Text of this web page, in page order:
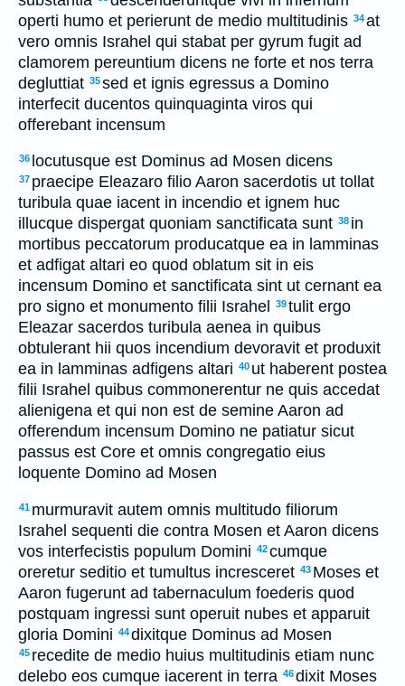
operti humo et perierunt de medio multitudinis 34at
vero omnis Israhel qui stabat per gyrum fugit ad
clamorem pereuntium dicens ne forte et nos terra
degluttiat 35sed et ignis egressus a Domino
interfecit ducentos quinquaginta viros qui
offerebant incensum
36 locutusque est Dominus ad Mosen dicens
37 praecipe Eleazaro filio Aaron sacerdotis ut tollat
turibula quae iacent in incendio et ignem huc
illucque dispergat quoniam sanctificata sunt 38 in
mortibus peccatorum producatque ea in lamminas
et adfigat altari eo quod oblatum sit in eis
incensum Domino et sanctificata sint ut cernant ea
pro signo et monumento filii Israhel
39tulit ergo
Eleazar sacerdos turibula aenea in quibus
obtulerant hii quos incendium devoravit et produxit
ea in lamminas adfigens altari 40 ut haberent postea
filii Israhel quibus commonerentur ne quis accedat
alienigena et qui non est de semine Aaron ad
offerendum incensum Domino ne patiatur sicut
passus est Core et omnis congregatio eius
loquente Domino ad Mosen
41 murmuravit autem omnis multitudo filiorum
Israhel sequenti die contra Mosen et Aaron dicens
vos interfecistis populum Domini 42cumque
oreretur seditio et tumultus incresceret 43 Moses et
Aaron fugerunt ad tabernaculum foederis quod
postquam ingressi sunt operuit nubes et apparuit
gloria Domini 44dixitque Dominus ad Mosen
45 recedite de medio huius multitudinis etiam nunc
delebo eos cumque iacerent in terra 46dixit Moses